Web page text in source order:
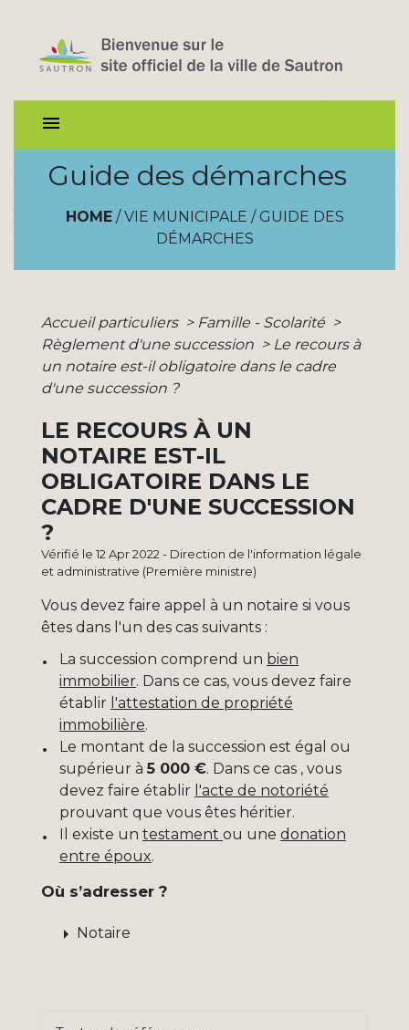
menu
Guide des démarches
HOME/ VIE MUNICIPALE / GUIDE DES
DÉMARCHES
Accueil particuliers > Famille - Scolarité >
Règlement d'une succession > Le recours à
un notaire est-il obligatoire dans le cadre
d'une succession ?
LE RECOURS À UN
NOTAIRE EST-IL
OBLIGATOIRE DANS LE
CADRE D'UNE SUCCESSION
?
Vérifié le 12 Apr 2022 - Direction de l'information légale
et administrative (Première ministre)
Vous devez faire appel à un notaire si vous
êtes dans l'un des cas suivants :
La succession comprend un bien
immobilier. Dans ce cas, vous devez faire
établir l'attestation de propriété
immobilière.
Le montant de la succession est égal ou
supérieur à5 000 €. Dans ce cas , vous
devez faire établir l'acte de notoriété
prouvant que vous êtes héritier.
Il existe un testament ou une donation
entre époux.
Où s’adresser ?
arrow_right Notaire